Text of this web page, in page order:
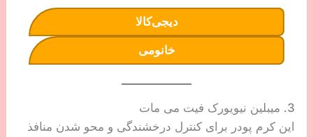
دیجی‌کالا
خانومی
3. میبلین نیویورک فیت می مات
این کرم پودر برای کنترل درخشندگی و محو شدن منافذ